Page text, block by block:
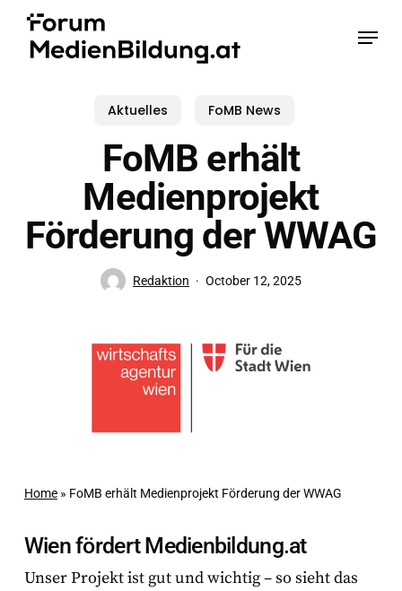
Menu
Aktuelles FoMB News
FoMB erhält
Medienprojekt
Förderung der WWAG
Redaktion October 12, 2025
Home» FoMB erhält Medienprojekt Förderung der WWAG
Wien fördert Medienbildung.at
Unser Projekt ist gut und wichtig – so sieht das